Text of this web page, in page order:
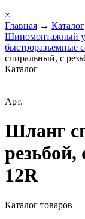
×
Главная → Каталог
Шиномонтажный
быстроразъемные
спиральный, с
Каталог
Арт.
Шланг
12R
Каталог товаров